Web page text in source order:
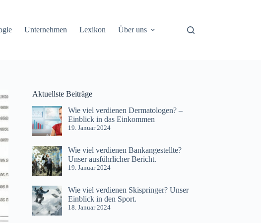
Unternehmen Lexikon Über uns
Aktuellste Beiträge
Wie viel verdienen Dermatologen? –
Einblick in das Einkommen
19. Januar 2024
Wie viel verdienen Bankangestellte?
Unser ausführlicher Bericht.
19. Januar 2024
Wie viel verdienen Skispringer? Unser
Einblick in den Sport.
18. Januar 2024